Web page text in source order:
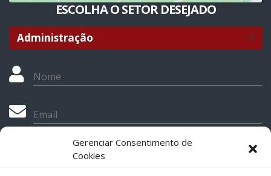
Gerenciar Consentimento de
Cookies
ESCOLHA O SETOR DESEJADO
Nome
Email
Telefone